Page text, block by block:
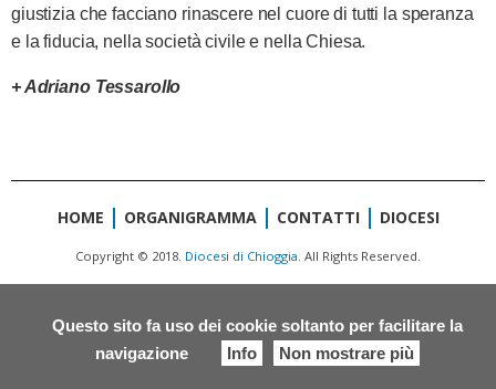
Questo sito fa uso dei cookie soltanto per facilitare la
navigazione
Info Non mostrare più
giustizia che facciano rinascere nel cuore di tutti la speranza
e la fiducia, nella società civile e nella Chiesa.
+ Adriano Tessarollo
HOME ORGANIGRAMMA CONTATTI DIOCESI
Copyright © 2018. Diocesi di Chioggia. All Rights Reserved.